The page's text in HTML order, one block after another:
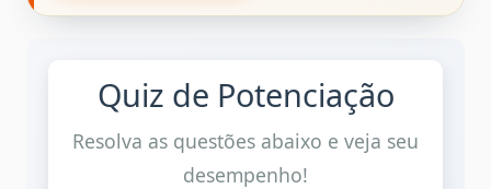
Quiz de Potenciação
Resolva as questões abaixo e veja seu
desempenho!